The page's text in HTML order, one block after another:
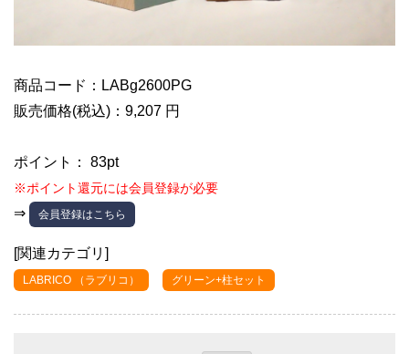
商品コード：LABg2600PG
販売価格(税込)：9,207 円
ポイント： 83pt
※ポイント還元には会員登録が必要
⇒ 会員登録はこちら
[関連カテゴリ]
LABRICO （ラブリコ） グリーン+柱セット